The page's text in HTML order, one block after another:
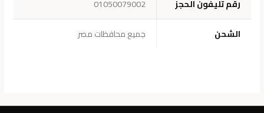
رقم تليفون الحجز
01050079002
الشحن
جميع محافظات مصر